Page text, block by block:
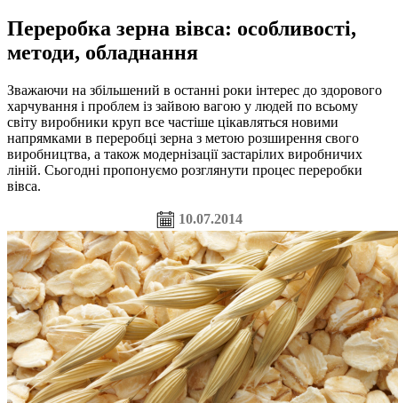
Переробка зерна вівса: особливості,
методи, обладнання
Зважаючи на збільшений в останні роки інтерес до здорового
харчування і проблем із зайвою вагою у людей по всьому
світу виробники круп все частіше цікавляться новими
напрямками в переробці зерна з метою розширення свого
виробництва, а також модернізації застарілих виробничих
ліній. Сьогодні пропонуємо розглянути процес переробки
вівса.
10.07.2014